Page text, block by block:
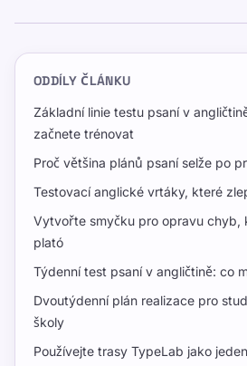
ODDÍLY ČLÁNKU
Základní linie testu psaní v
začnete trénovat
Proč většina plánů psaní selže po
Testovací anglické vrtáky, které
Vytvořte smyčku pro opravu chyb,
plató
Týdenní test psaní v angličtině: co
Dvoutýdenní plán realizace pro
školy
Používejte trasy TypeLab jako